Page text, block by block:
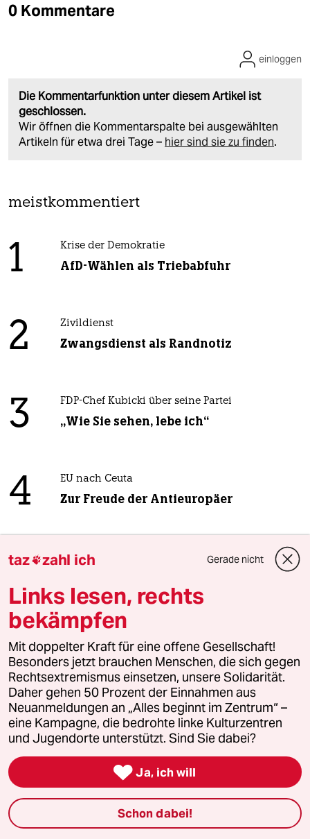
0 Kommentare
Die Kommentarfunktion unter diesem Artikel ist
geschlossen.
Wir öffnen die Kommentarspalte bei ausgewählten
Artikeln für etwa drei Tage – hier sind sie zu finden.
einloggen
meistkommentiert
1 Krise der Demokratie
AfD-Wählen als Triebabfuhr
2 Zivildienst
Zwangsdienst als Randnotiz
3 FDP-Chef Kubicki über seine Partei
„Wie Sie sehen, lebe ich“
4 EU nach Ceuta
Zur Freude der Antieuropäer
5 Forstwissenschaftler über Brände
„Der Mythos vom Brandstifter hält sich
hartnäckig“
6 Enorme Gewinne für Ölkonzerne
Bitte abschöpfen!
taz
Folgen Sie uns
Ressorts
taz zahl ich Gerade nicht
Links lesen, rechts
bekämpfen
Mit doppelter Kraft für eine offene Gesellschaft!
Besonders jetzt brauchen Menschen, die sich gegen
Rechtsextremismus einsetzen, unsere Solidarität.
Daher gehen 50 Prozent der Einnahmen aus
Neuanmeldungen an „Alles beginnt im Zentrum“ –
eine Kampagne, die bedrohte linke Kulturzentren
und Jugendorte unterstützt. Sind Sie dabei?
 Ja, ich will
Schon dabei!